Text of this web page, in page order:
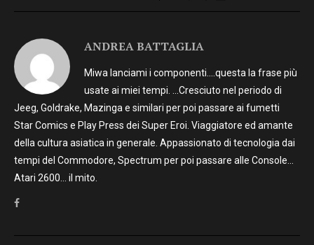
ANDREA BATTAGLIA
Miwa lanciami i componenti….questa la frase più
usate ai miei tempi. …Cresciuto nel periodo di
Jeeg, Goldrake, Mazinga e similari per poi passare ai fumetti
Star Comics e Play Press dei Super Eroi. Viaggiatore ed amante
della cultura asiatica in generale. Appassionato di tecnologia dai
tempi del Commodore, Spectrum per poi passare alle Console…
Atari 2600… il mito.